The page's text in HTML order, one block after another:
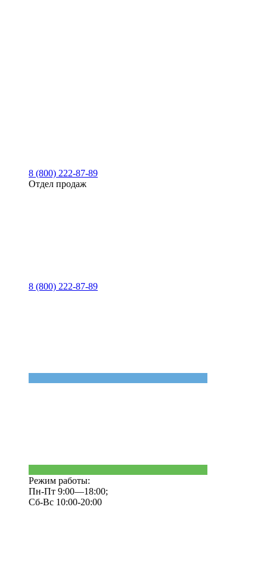
8 (800) 222-87-89
Отдел продаж
8 (800) 222-87-89
Режим работы:
Пн-Пт 9:00—18:00;
Сб-Вс 10:00-20:00